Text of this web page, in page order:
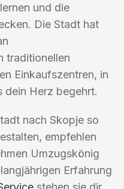
und die
Die Stadt hat
traditionellen
Einkaufszentren, in
dein Herz begehrt.
nach Skopje so
empfehlen
Umzugskönig
Erfahrung